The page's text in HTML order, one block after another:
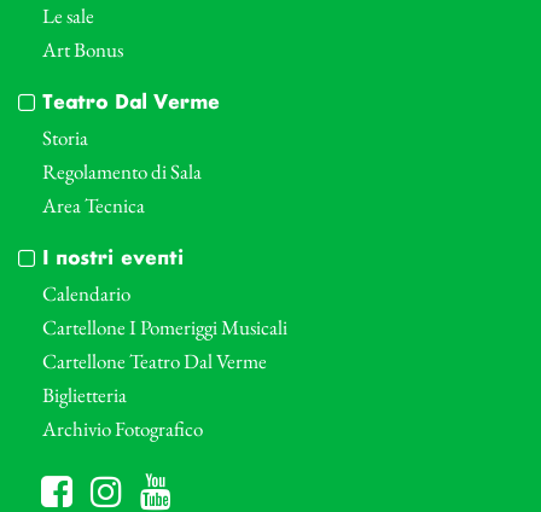
Le sale
Art Bonus
Teatro Dal Verme
Storia
Regolamento di Sala
Area Tecnica
I nostri eventi
Calendario
Cartellone I Pomeriggi Musicali
Cartellone Teatro Dal Verme
Biglietteria
Archivio Fotografico